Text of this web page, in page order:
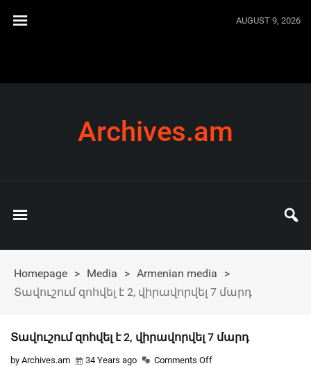
AUGUST 9, 2026
Archives.am
Homepage > Media > Armenian media
>
Տավուշում զոհվել է 2, վիրավորվել 7 մարդ
Տավուշում զոհվել է 2, վիրավորվել 7 մարդ
by Archives.am 34 Years ago Comments Off